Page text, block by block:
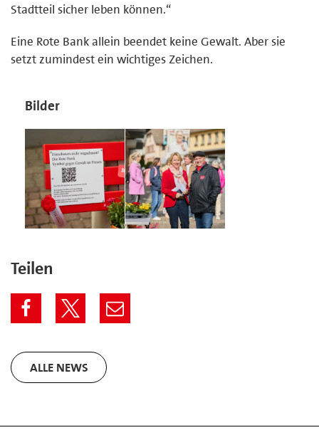
Stadtteil sicher leben können.“
Eine Rote Bank allein beendet keine Gewalt. Aber sie
setzt zumindest ein wichtiges Zeichen.
Bilder
Teilen
ALLE NEWS